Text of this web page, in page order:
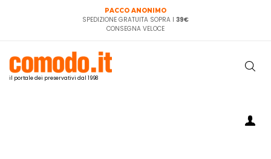
PACCO ANONIMO
SPEDIZIONE GRATUITA SOPRA I 39€
CONSEGNA VELOCE
il portale dei preservativi dal 1998